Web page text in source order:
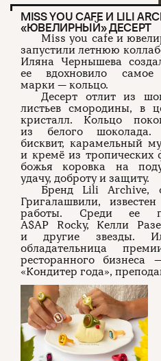
MISS YOU CAFE И LILI
«ЮВЕЛИРНЫЙ» ДЕСЕРТ
Miss you cafe и
запустили летнюю
Иляна Чернышева
ее вдохновило самое
марки — кольцо.
Десерт отлит из
листьев смородины, в
кристалл. Кольцо
из белого шоколада.
бисквит, карамельный
и кремё из
божья коровка на
удачу, доброту и защиту.
Бренд Lili Archive,
Григалашвили,
работы. Среди ее
A$AP Rocky, Келли
и другие звезды.
обладательница
ресторанного
«Кондитер года»,